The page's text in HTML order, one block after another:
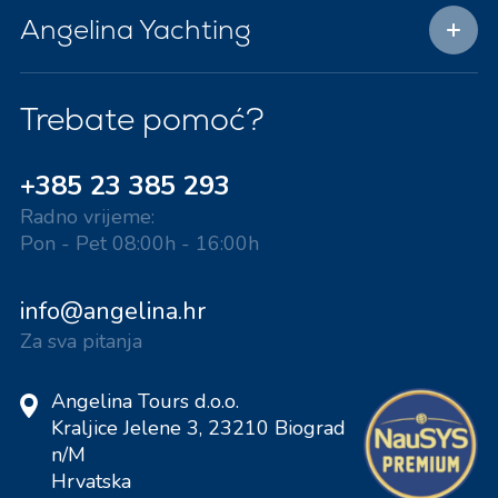
Angelina Yachting
Trebate pomoć?
+385 23 385 293
Radno vrijeme:
Pon - Pet 08:00h - 16:00h
info@angelina.hr
Za sva pitanja
Angelina Tours d.o.o.
Kraljice Jelene 3, 23210 Biograd
n/M
Hrvatska